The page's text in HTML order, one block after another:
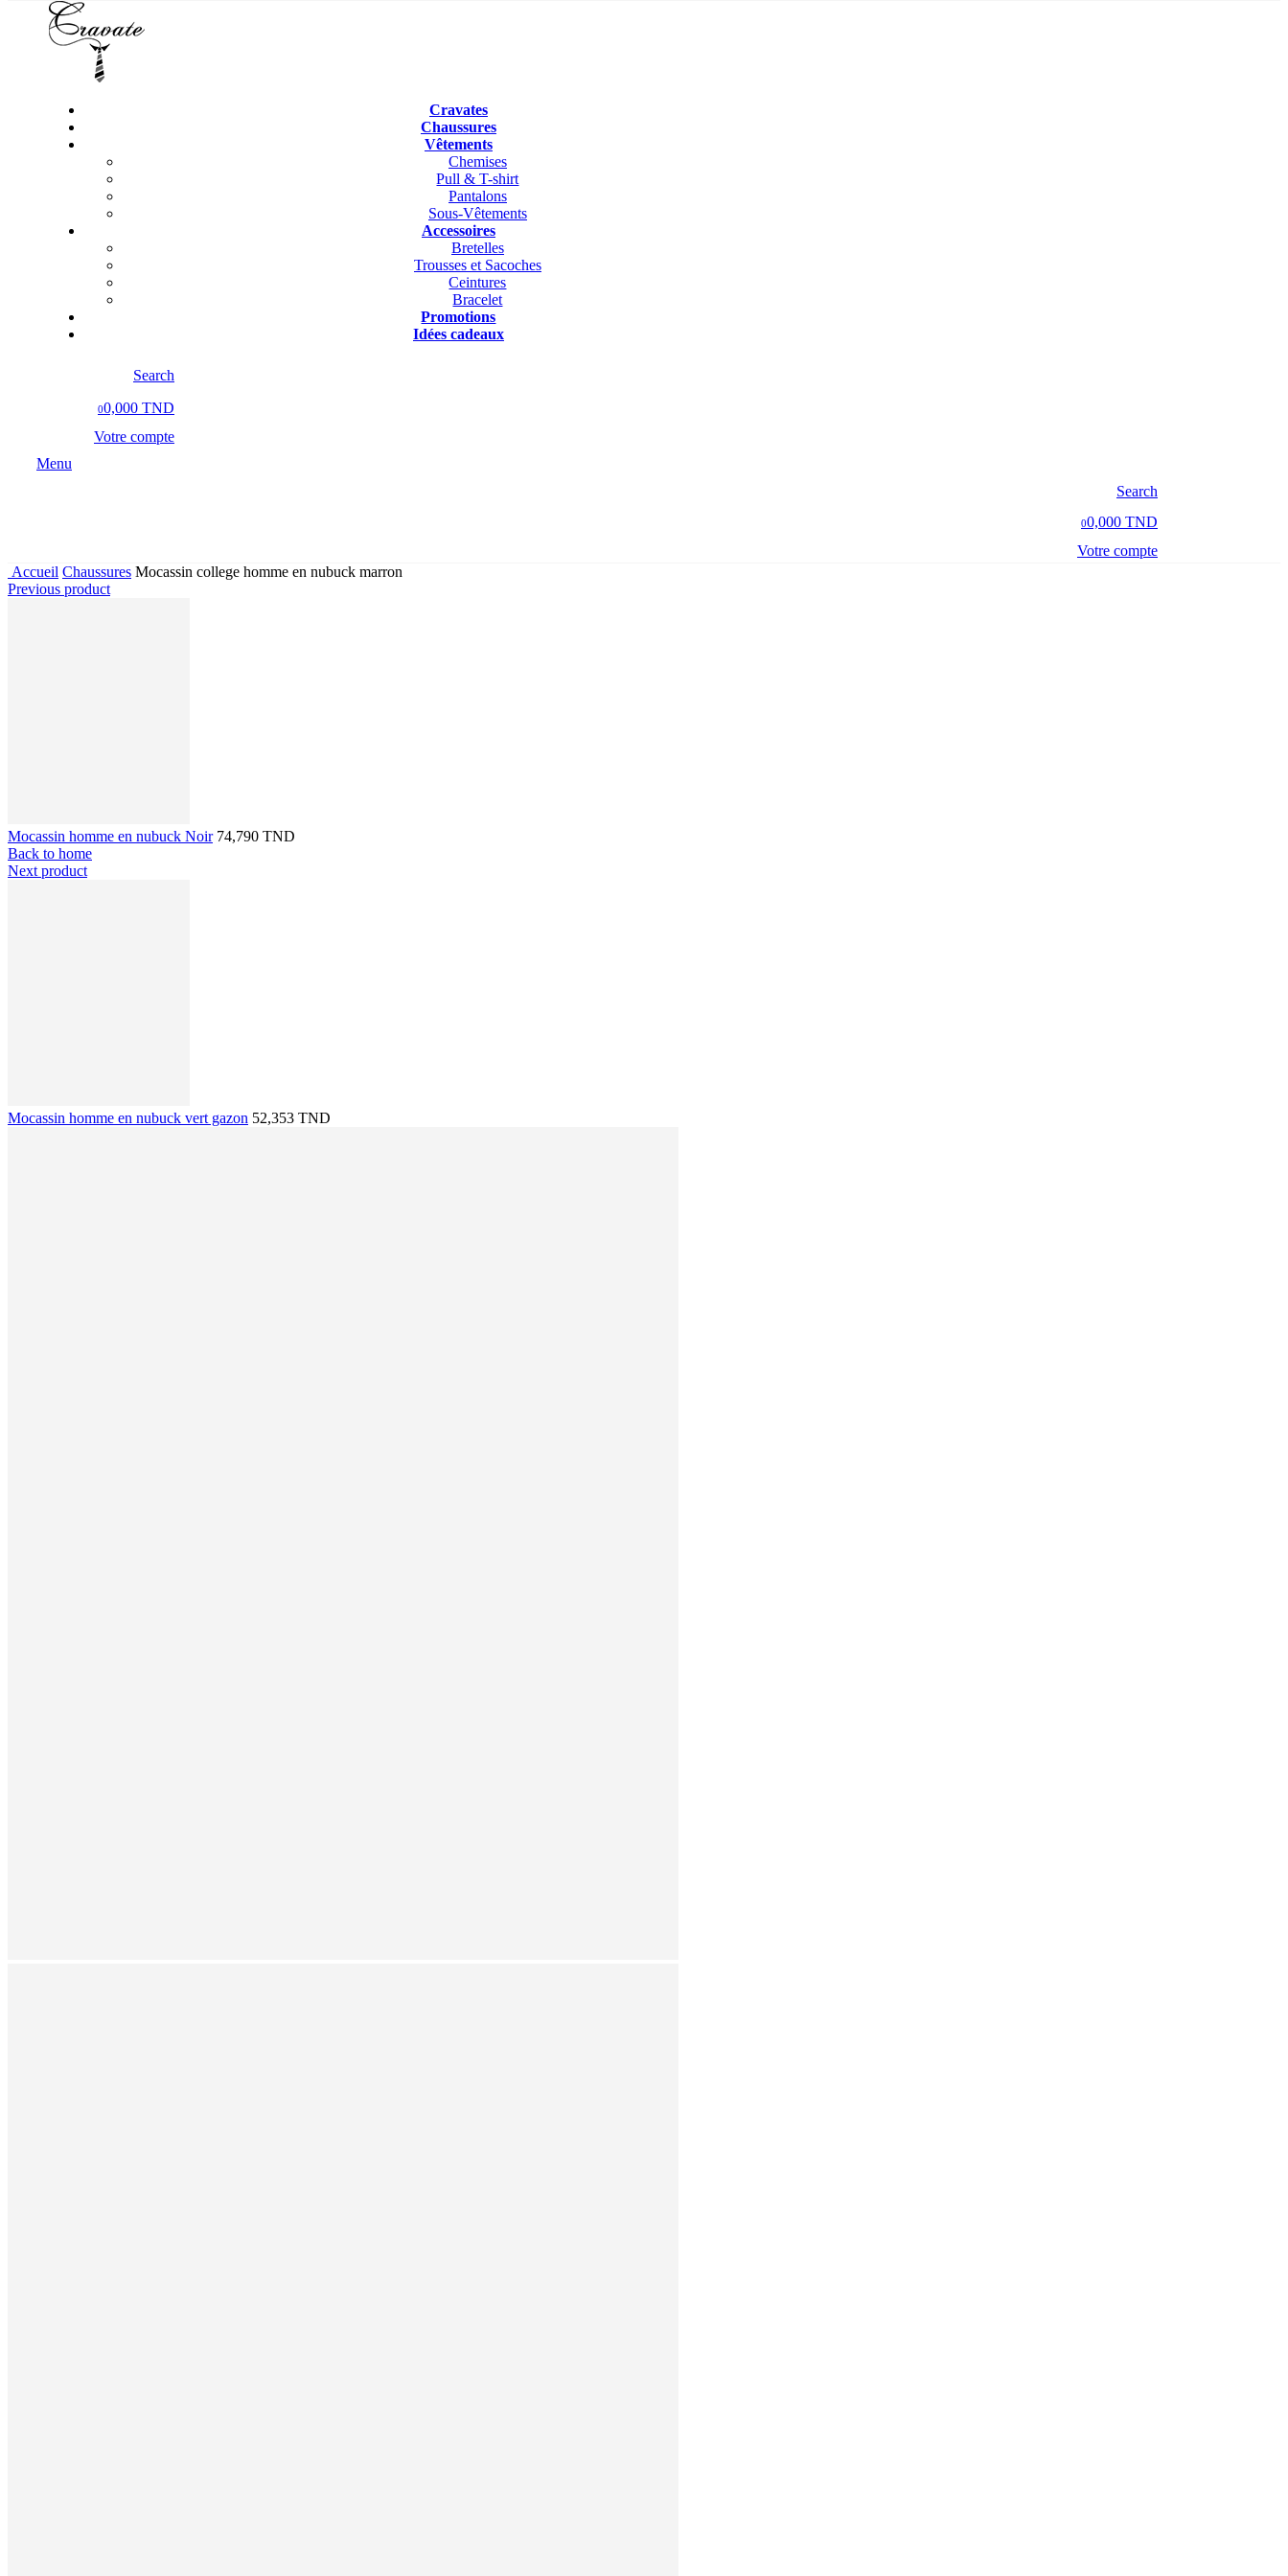
Cravates
Chaussures
Vêtements
Chemises
Pull & T-shirt
Pantalons
Sous-Vêtements
Accessoires
Bretelles
Trousses et Sacoches
Ceintures
Bracelet
Promotions
Idées cadeaux
Search
00,000 TND
Votre compte
Menu
Search
00,000 TND
Votre compte
Accueil Chaussures Mocassin college homme en nubuck marron
Previous product
Mocassin homme en nubuck Noir 74,790 TND
Back to home
Next product
Mocassin homme en nubuck vert gazon 52,353 TND